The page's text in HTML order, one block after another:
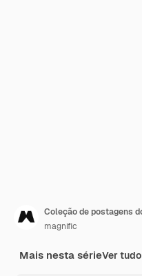
magnific
Mais nesta sérieVer tudo